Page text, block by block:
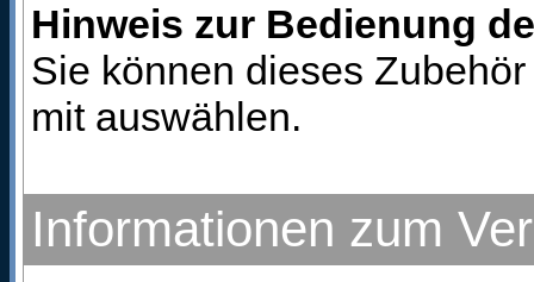
Hinweis zur Bedienung
Sie können dieses
mit auswählen.
Informationen zum